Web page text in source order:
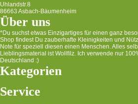
Uhlandstr.8
86663 Asbach-Bäumenheim
Über uns
*Du suchst etwas Einzigartiges für einen ganz
Shop findest Du zauberhafte Kleinigkeiten und
Note für speziell diesen einen Menschen. Alles
Lieblingsmaterial ist Wollfilz. Ich verwende nur
Deutschland :)
Kategorien
Service